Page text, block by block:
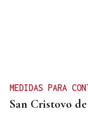
La ourensana
Campeonato
MEDIDAS PARA
San Cristovo